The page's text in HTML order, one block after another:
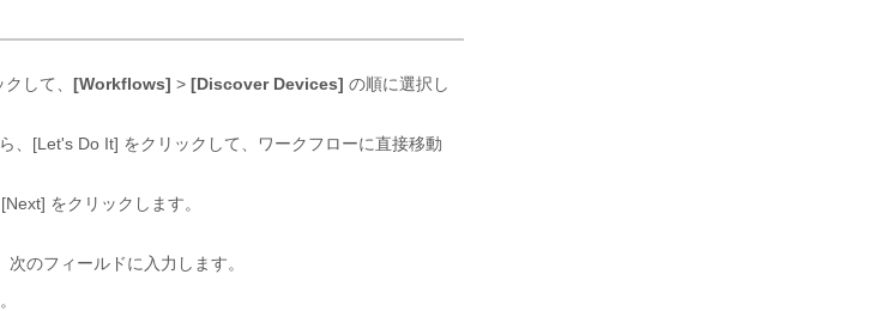
して、 [Workflows] > [Discover Devices] の順に選択し
、[Let's Do It] をクリックして、ワークフローに直接移動
をクリックします。
次のフィールドに入力します。